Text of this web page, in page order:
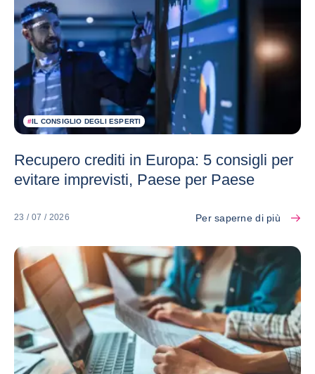
#IL CONSIGLIO DEGLI ESPERTI
Recupero crediti in Europa: 5 consigli per
evitare imprevisti, Paese per Paese
23 / 07 / 2026 Per saperne di più